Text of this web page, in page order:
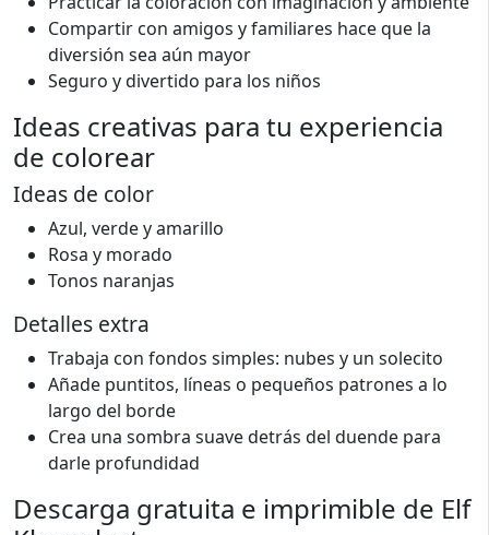
Compartir con amigos y familiares hace que la
diversión sea aún mayor
Seguro y divertido para los niños
Ideas creativas para tu experiencia
de colorear
Ideas de color
Azul, verde y amarillo
Rosa y morado
Tonos naranjas
Detalles extra
Trabaja con fondos simples: nubes y un solecito
Añade puntitos, líneas o pequeños patrones a lo
largo del borde
Crea una sombra suave detrás del duende para
darle profundidad
Descarga gratuita e imprimible de Elf